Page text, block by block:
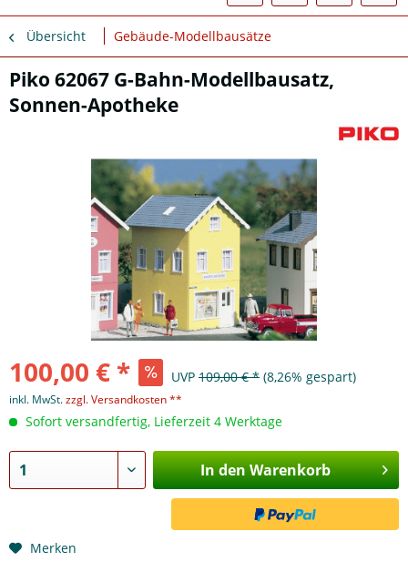
Übersicht Gebäude-Modellbausätze
Piko 62067 G-Bahn-Modellbausatz,
Sonnen-Apotheke
100,00 € * UVP 109,00 € * (8,26% gespart)
inkl. MwSt.zzgl. Versandkosten **
Sofort versandfertig, Lieferzeit 4 Werktage
In den Warenkorb
Merken